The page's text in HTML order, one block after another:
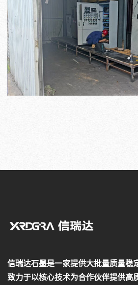
信瑞达石墨是一家提供大批量质量稳
致力于以核心技术为合作伙伴提供高